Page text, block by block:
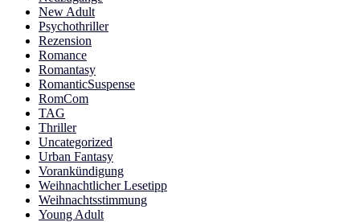
New Adult
Psychothriller
Rezension
Romance
Romantasy
RomanticSuspense
RomCom
TAG
Thriller
Uncategorized
Urban Fantasy
Vorankündigung
Weihnachtlicher Lesetipp
Weihnachtsstimmung
Young Adult